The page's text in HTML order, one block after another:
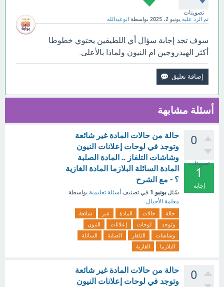
تصويتات
تم الرد عليه يونيو 2، 2025 بواسطة ابوعبدالله
سوف تجد إجابة سؤال أي اللطيفين يحتوي خطوطا
أكثر الهيدروجين ام النيون ولماذا بالأعلى.
أسئلة مشابهة
0
تصويتات
1
إجابة
حالة من حالات المادة غير شائعة
وتوجد في لوحات إعلانات النيون
وشاشات التلفاز .. المادة الصلبة
المادة السائلة البلازما المادة الغازية
؟ - مع الشرح
سُئل يونيو 1 في تصنيف أسئلة تعليمية بواسطة
معلمة الأجيال
حالة حالات المادة غير
شائعة
وتوجد
لوحات إعلانات
النيون
وشاشات
التلفاز الصلبة
السائلة
البلازما
الغازية
0
حالة من حالات المادة غير شائعة
وتوجد في لوحات إعلانات النيون